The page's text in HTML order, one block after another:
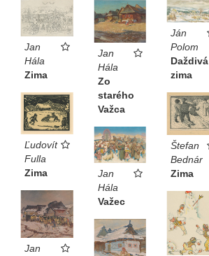
Jan
Hála
Zima
Jan
Hála
Zo
starého
Važca
Ján
Polom
Daždivá
zima
Ľudovít
Fulla
Zima
Štefan
Bednár
Zima
Jan
Hála
Važec
Jan